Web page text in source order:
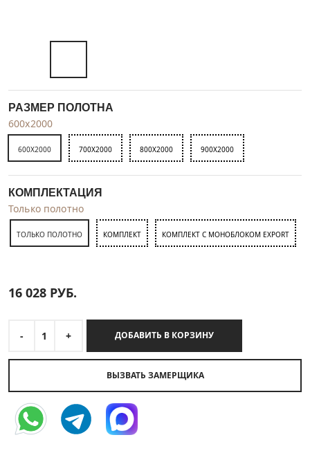
РАЗМЕР ПОЛОТНА
600x2000
600X2000 700X2000 800X2000 900X2000
КОМПЛЕКТАЦИЯ
Только полотно
ТОЛЬКО ПОЛОТНО КОМПЛЕКТ КОМПЛЕКТ С МОНОБЛОКОМ EXPORT
16 028 РУБ.
- 1 + ДОБАВИТЬ В КОРЗИНУ
ВЫЗВАТЬ ЗАМЕРЩИКА